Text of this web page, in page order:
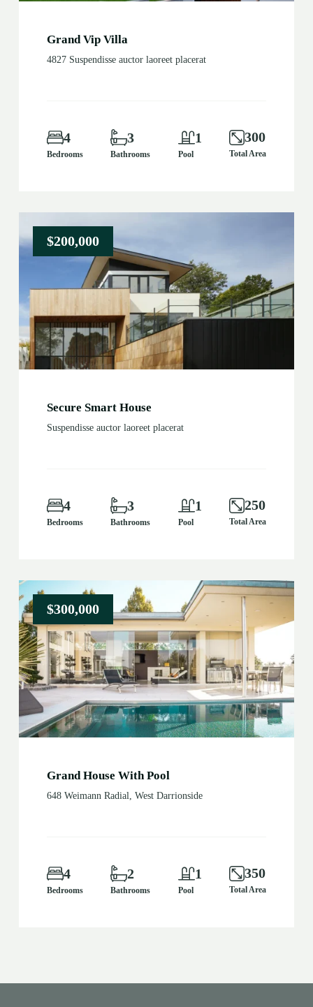
Grand Vip Villa
4827 Suspendisse auctor laoreet placerat
4
Bedrooms
3
Bathrooms
1
Pool
300
Total Area
$200,000
Secure Smart House
Suspendisse auctor laoreet placerat
4
Bedrooms
3
Bathrooms
1
Pool
250
Total Area
$300,000
Grand House With Pool
648 Weimann Radial, West Darrionside
4
Bedrooms
2
Bathrooms
1
Pool
350
Total Area